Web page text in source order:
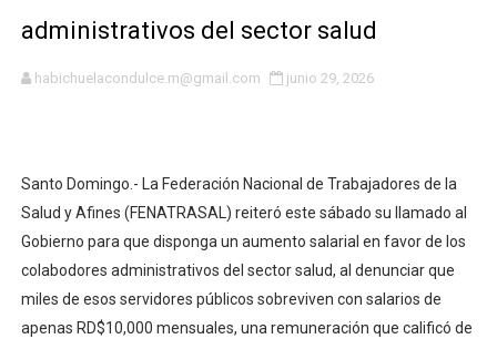
SNS y el SRSO actualizan Manual de Comunicación
Osiris de León responde a Roberto Tineo y a Yeisy
Operativo interagencial frena delitos ambientales y
-Propeep y Gestión Presidencial encabezan entrega
Ministerio de Defensa siembra esperanza y protege
MICM y CECCOM retienen 213,355 galones de
administrativos del sector salud
habichuelacondulce.m@gmail.com junio 29, 2026
Santo Domingo.- La Federación Nacional de Trabajadores de la
Salud y Afines (FENATRASAL) reiteró este sábado su llamado al
Gobierno para que disponga un aumento salarial en favor de los
colabodores administrativos del sector salud, al denunciar que
miles de esos servidores públicos sobreviven con salarios de
apenas RD$10,000 mensuales, una remuneración que calificó de